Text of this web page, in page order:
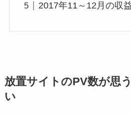
2017年11～12月の収
放置サイトのPV数が思
い